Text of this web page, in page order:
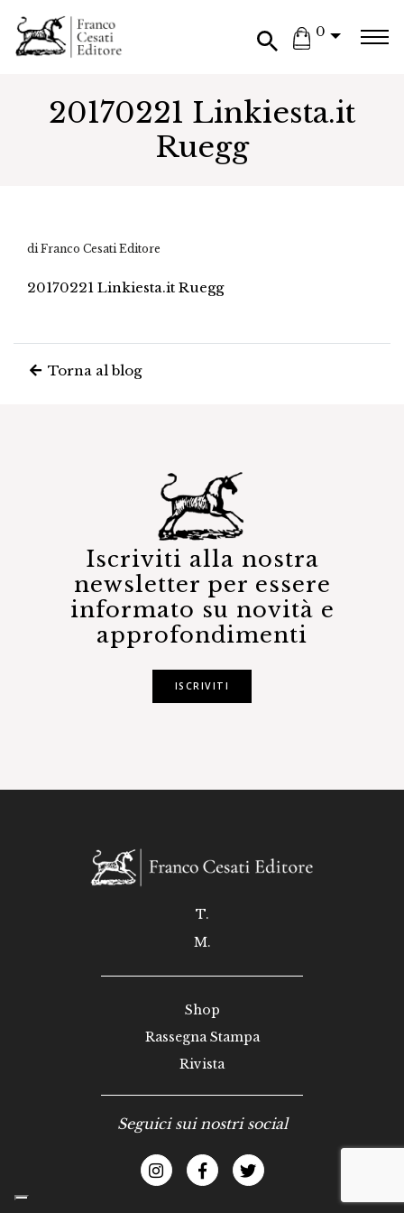
0
20170221 Linkiesta.it
Ruegg
di Franco Cesati Editore
20170221 Linkiesta.it Ruegg
Torna al blog
Iscriviti alla nostra
newsletter per essere
informato su novità e
approfondimenti
ISCRIVITI
T.
M.
Shop
Rassegna Stampa
Rivista
Seguici sui nostri social